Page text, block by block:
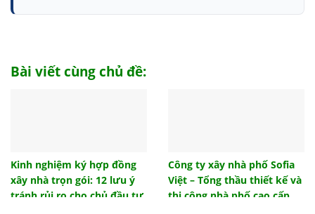
Top 10 đồ trang trí phòng ngủ cho không gian của
chuẩn phong thủy
Lựa chọn mẫu vách ngăn nhà vệ sinh nào phù hợp
công trình của bạn?
Bài viết cùng chủ đề:
Kinh nghiệm ký hợp đồng
xây nhà trọn gói: 12 lưu ý
tránh rủi ro cho chủ đầu tư
Công ty xây nhà phố Sofia
Việt – Tổng thầu thiết kế và
thi công nhà phố cao cấp,